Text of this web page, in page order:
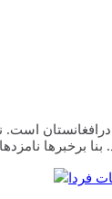
درافغانستان
بنا برخبرها
فردا